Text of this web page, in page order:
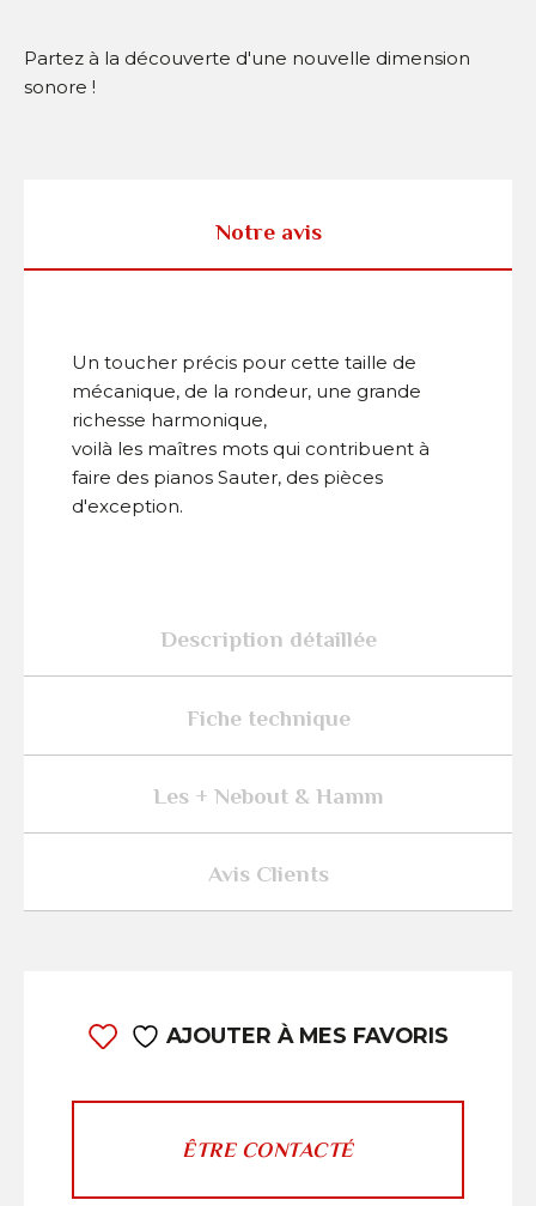
Partez à la découverte d'une nouvelle dimension
sonore !
Notre avis
Un toucher précis pour cette taille de
mécanique, de la rondeur, une grande
richesse harmonique,
voilà les maîtres mots qui contribuent à
faire des pianos Sauter, des pièces
d'exception.
Description détaillée
Fiche technique
Les + Nebout & Hamm
Avis Clients
AJOUTER À MES FAVORIS
ÊTRE CONTACTÉ